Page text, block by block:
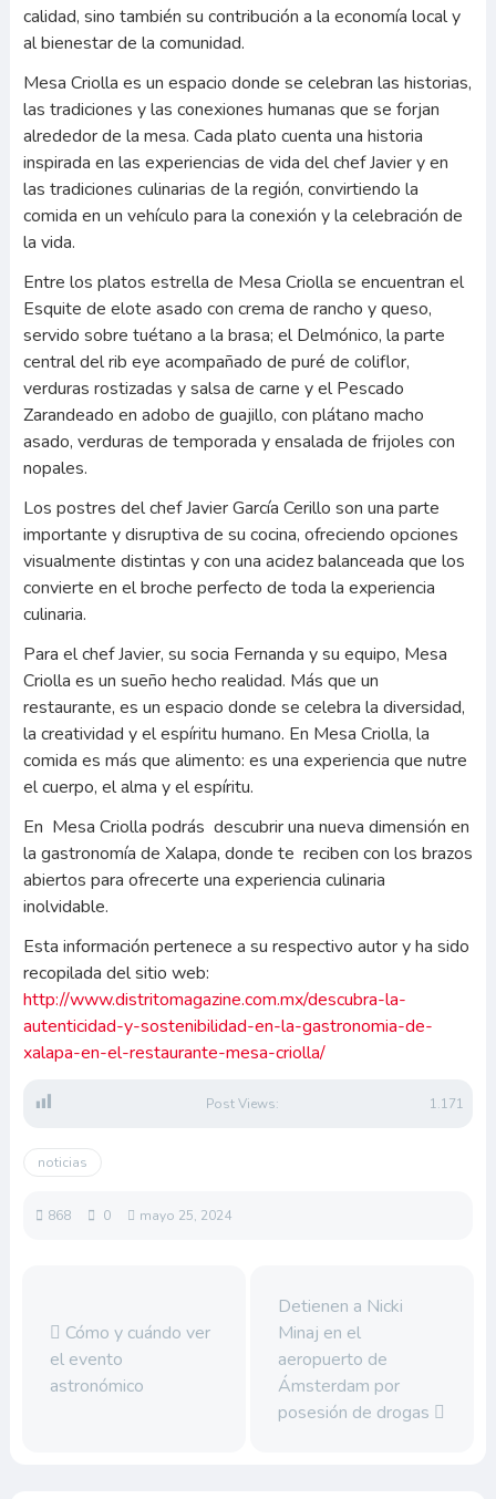
calidad, sino también su contribución a la economía local y
al bienestar de la comunidad.
Mesa Criolla es un espacio donde se celebran las historias,
las tradiciones y las conexiones humanas que se forjan
alrededor de la mesa. Cada plato cuenta una historia
inspirada en las experiencias de vida del chef Javier y en
las tradiciones culinarias de la región, convirtiendo la
comida en un vehículo para la conexión y la celebración de
la vida.
Entre los platos estrella de Mesa Criolla se encuentran el
Esquite de elote asado con crema de rancho y queso,
servido sobre tuétano a la brasa; el Delmónico, la parte
central del rib eye acompañado de puré de coliflor,
verduras rostizadas y salsa de carne y el Pescado
Zarandeado en adobo de guajillo, con plátano macho
asado, verduras de temporada y ensalada de frijoles con
nopales.
Los postres del chef Javier García Cerillo son una parte
importante y disruptiva de su cocina, ofreciendo opciones
visualmente distintas y con una acidez balanceada que los
convierte en el broche perfecto de toda la experiencia
culinaria.
Para el chef Javier, su socia Fernanda y su equipo, Mesa
Criolla es un sueño hecho realidad. Más que un
restaurante, es un espacio donde se celebra la diversidad,
la creatividad y el espíritu humano. En Mesa Criolla, la
comida es más que alimento: es una experiencia que nutre
el cuerpo, el alma y el espíritu.
En Mesa Criolla podrás descubrir una nueva dimensión en
la gastronomía de Xalapa, donde te reciben con los brazos
abiertos para ofrecerte una experiencia culinaria
inolvidable.
Esta información pertenece a su respectivo autor y ha sido
recopilada del sitio web:
http://www.distritomagazine.com.mx/descubra-la-
autenticidad-y-sostenibilidad-en-la-gastronomia-de-
xalapa-en-el-restaurante-mesa-criolla/
Post Views: 1.171
noticias
868 0 mayo 25, 2024
Cómo y cuándo ver
el evento
astronómico
Detienen a Nicki
Minaj en el
aeropuerto de
Ámsterdam por
posesión de drogas